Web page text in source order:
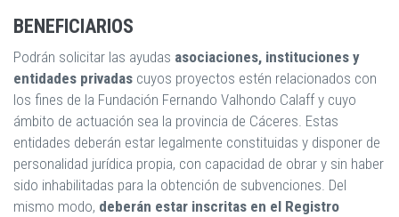
BENEFICIARIOS
Podrán solicitar las ayudas asociaciones, instituciones y
entidades privadas cuyos proyectos estén relacionados con
los fines de la Fundación Fernando Valhondo Calaff y cuyo
ámbito de actuación sea la provincia de Cáceres. Estas
entidades deberán estar legalmente constituidas y disponer de
personalidad jurídica propia, con capacidad de obrar y sin haber
sido inhabilitadas para la obtención de subvenciones. Del
mismo modo, deberán estar inscritas en el Registro